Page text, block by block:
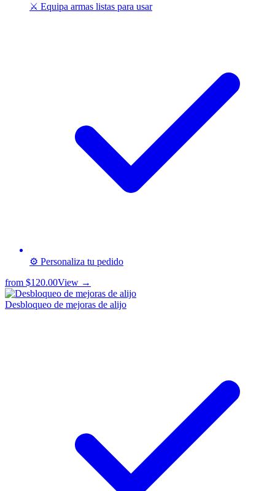
⚔️ Equipa armas listas para usar
⚙️ Personaliza tu pedido
from $120.00View →
Desbloqueo de mejoras de alijo